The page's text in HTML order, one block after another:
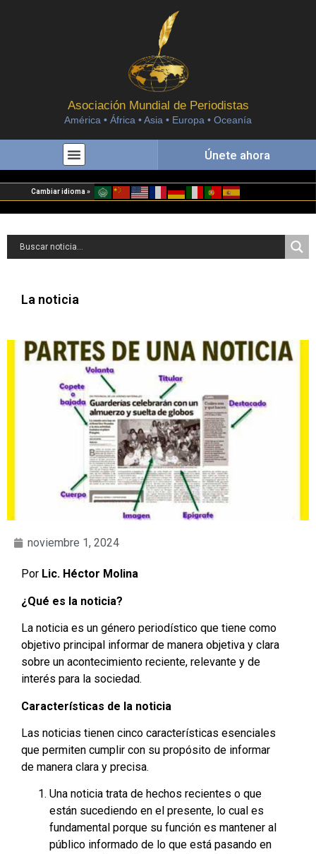
Asociación Mundial de Periodistas
América • África • Asia • Europa • Oceanía
Únete ahora
Cambiar idioma »
La noticia
noviembre 1, 2024
Por Lic. Héctor Molina
¿Qué es la noticia?
La noticia es un género periodístico que tiene como
objetivo principal informar de manera objetiva y clara
sobre un acontecimiento reciente, relevante y de
interés para la sociedad.
Características de la noticia
Las noticias tienen cinco características esenciales
que permiten cumplir con su propósito de informar
de manera clara y precisa.
Una noticia trata de hechos recientes o que
están sucediendo en el presente, lo cual es
fundamental porque su función es mantener al
público informado de lo que está pasando en